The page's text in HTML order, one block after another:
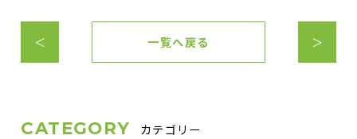
＜ 一覧へ戻る ＞
CATEGORY カテゴリー